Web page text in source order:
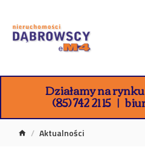
Działamy na
(85) 742 21 15
Aktualności